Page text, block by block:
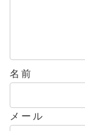
名前
メール